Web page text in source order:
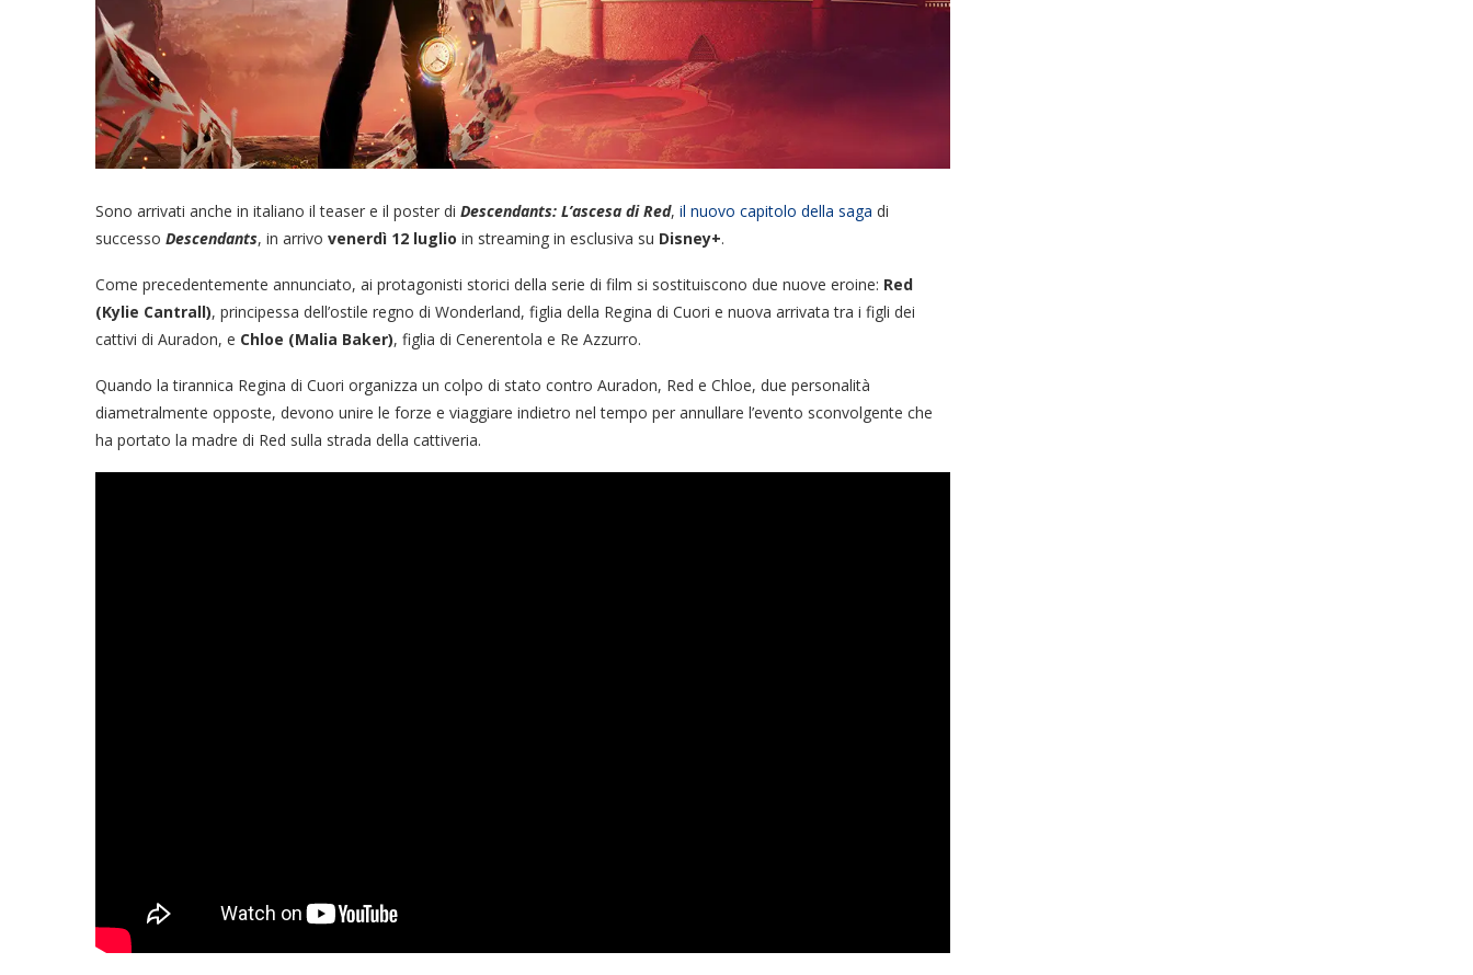
Sono arrivati anche in italiano il teaser e il poster di Descendants: L’ascesa di Red, il nuovo capitolo della saga di
successo Descendants, in arrivo venerdì 12 luglio in streaming in esclusiva su Disney+.
Come precedentemente annunciato, ai protagonisti storici della serie di film si sostituiscono due nuove eroine: Red
(Kylie Cantrall), principessa dell’ostile regno di Wonderland, figlia della Regina di Cuori e nuova arrivata tra i figli dei
cattivi di Auradon, e Chloe (Malia Baker), figlia di Cenerentola e Re Azzurro.
Quando la tirannica Regina di Cuori organizza un colpo di stato contro Auradon, Red e Chloe, due personalità
diametralmente opposte, devono unire le forze e viaggiare indietro nel tempo per annullare l’evento sconvolgente che
ha portato la madre di Red sulla strada della cattiveria.